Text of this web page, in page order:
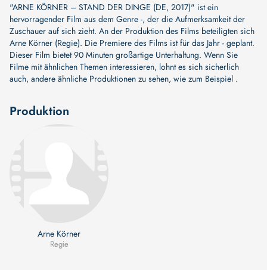
"ARNE KÖRNER – STAND DER DINGE (DE, 2017)" ist ein
hervorragender Film aus dem Genre -, der die Aufmerksamkeit der
Zuschauer auf sich zieht. An der Produktion des Films beteiligten sich
Arne Körner (Regie). Die Premiere des Films ist für das Jahr - geplant.
Dieser Film bietet 90 Minuten großartige Unterhaltung. Wenn Sie
Filme mit ähnlichen Themen interessieren, lohnt es sich sicherlich
auch, andere ähnliche Produktionen zu sehen, wie zum Beispiel .
Produktion
Arne Körner
Regie